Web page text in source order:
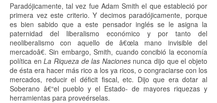
Paradójicamente, tal vez fue Adam Smith el que estableció por
primera vez este criterio. Y decimos paradójicamente, porque
es bien sabido que a este pensador inglés se le asigna la
paternidad del liberalismo económico y por tanto del
neoliberalismo con aquello de â€œla mano invisible del
mercadoâ€. Sin embargo, Smith, cuando concibió la economía
política enLa Riqueza de las Nacionesnunca dijo que el objeto
de ésta era hacer más rico a los ya ricos, o congraciarse con los
mercados, reducir el déficit fiscal, etc. Dijo que era dotar al
Soberano â€“el pueblo y el Estado- de mayores riquezas y
herramientas para proveérselas.